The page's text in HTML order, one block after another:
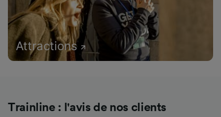
Attractions
Trainline : l'avis de nos clients